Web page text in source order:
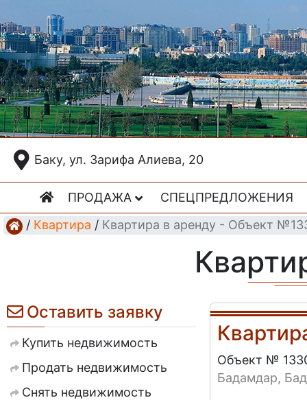
Баку, ул. Зарифа Алиева, 20
ПРОДАЖА СПЕЦПРЕДЛОЖЕНИЯ
/ Квартира / Квартира в аренду - Объект
Оставить заявку
Купить недвижимость
Продать недвижимость
Снять недвижимость
Объект №
Бадамдар,